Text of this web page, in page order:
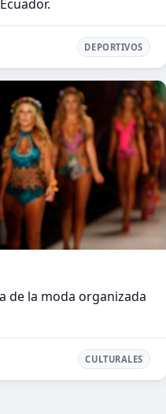
DEPORTIVOS
de la moda organizada
CULTURALES